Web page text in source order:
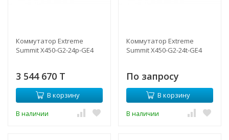
Коммутатор Extreme
Summit X450-G2-24p-GE4
3 544 670 T
В корзину
В наличии
Коммутатор Extreme
Summit X450-G2-24t-GE4
По запросу
В корзину
В наличии